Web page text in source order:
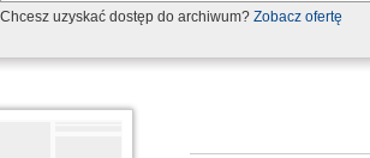
Chcesz uzyskać dostęp do archiwum? Zobacz ofertę